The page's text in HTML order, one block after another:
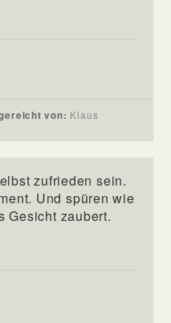
von: Klaus
zufrieden sein.
Und spüren wie
Gesicht zaubert.